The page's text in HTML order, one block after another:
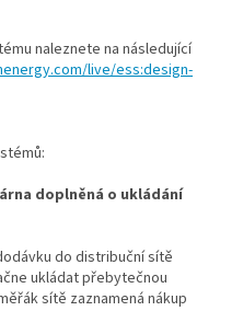
naleznete na následující
live/ess:design-
doplněná o ukládání
do distribuční sítě
ukládat přebytečnou
sítě zaznamená nákup